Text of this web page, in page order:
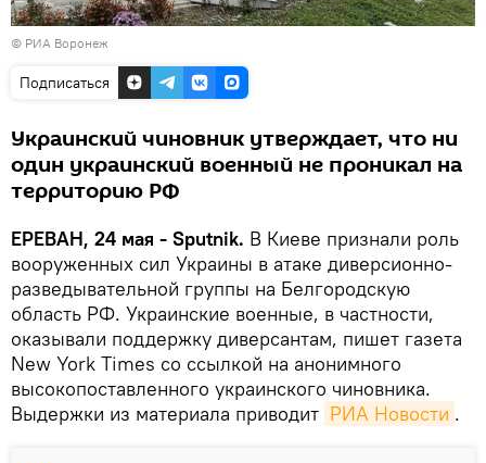
© РИА Воронеж
Подписаться
Украинский чиновник утверждает, что ни
один украинский военный не проникал на
территорию РФ
ЕРЕВАН, 24 мая - Sputnik. В Киеве признали роль
вооруженных сил Украины в атаке диверсионно-
разведывательной группы на Белгородскую
область РФ. Украинские военные, в частности,
оказывали поддержку диверсантам, пишет газета
New York Times со ссылкой на анонимного
высокопоставленного украинского чиновника.
Выдержки из материала приводит РИА Новости .